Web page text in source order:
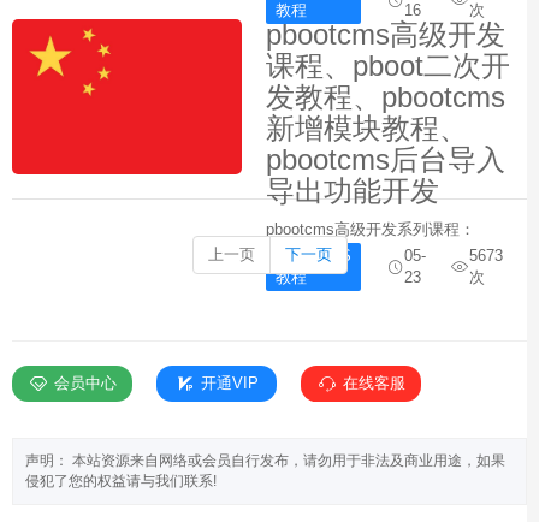
教程
16
次
pbootcms高级开发
课程、pboot二次开
发教程、pbootcms
新增模块教程、
pbootcms后台导入
导出功能开发
pbootcms高级开发系列课程：
①、PbootCMS列表页多条件筛
选，高级表单应用，API无刷新应
用，复杂页面开发（多个），后台
PbootCMS
教程
05-
23
5673
次
上一页 下一页
会员中心 开通VIP 在线客服
声明： 本站资源来自网络或会员自行发布，请勿用于非法及商业用途，如果
侵犯了您的权益请与我们联系!